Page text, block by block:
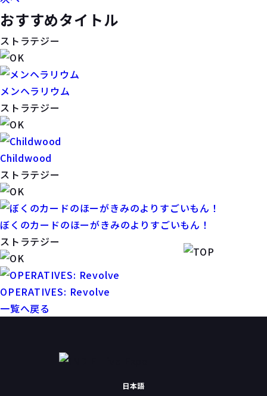
おすすめタイトル
ストラテジー
メンヘラリウム
ストラテジー
Childwood
ストラテジー
ぼくのカードのほーがきみのよりすごいもん！
ストラテジー
OPERATIVES: Revolve
一覧へ戻る
日本語